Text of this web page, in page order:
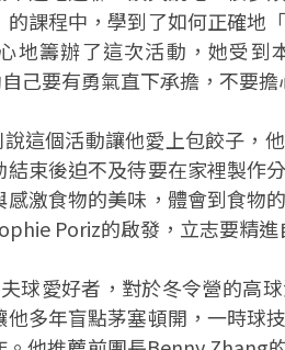
課程中，學到了如何正確地
地籌辦了這次活動，她受到
己要有勇氣直下承擔，不要擔
這個活動讓他愛上包餃子，
束後迫不及待要在家裡製作
激食物的美味，體會到食物
Poriz的啟發，立志要精進
球愛好者，對於冬令營的高
多年盲點茅塞頓開，一時球